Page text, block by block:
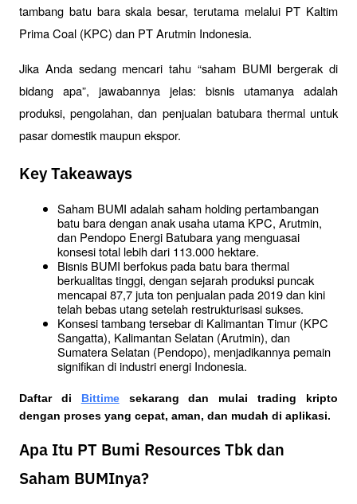
tambang batu bara skala besar, terutama melalui PT Kaltim
Prima Coal (KPC) dan PT Arutmin Indonesia.
Jika Anda sedang mencari tahu “saham BUMI bergerak di
bidang apa”, jawabannya jelas: bisnis utamanya adalah
produksi, pengolahan, dan penjualan batubara thermal untuk
pasar domestik maupun ekspor.
Key Takeaways
Saham BUMI adalah saham holding pertambangan
batu bara dengan anak usaha utama KPC, Arutmin,
dan Pendopo Energi Batubara yang menguasai
konsesi total lebih dari 113.000 hektare.
Bisnis BUMI berfokus pada batu bara thermal
berkualitas tinggi, dengan sejarah produksi puncak
mencapai 87,7 juta ton penjualan pada 2019 dan kini
telah bebas utang setelah restrukturisasi sukses.
Konsesi tambang tersebar di Kalimantan Timur (KPC
Sangatta), Kalimantan Selatan (Arutmin), dan
Sumatera Selatan (Pendopo), menjadikannya pemain
signifikan di industri energi Indonesia.
Daftar di Bittime sekarang dan mulai trading kripto
dengan proses yang cepat, aman, dan mudah di aplikasi.
Apa Itu PT Bumi Resources Tbk dan
Saham BUMInya?